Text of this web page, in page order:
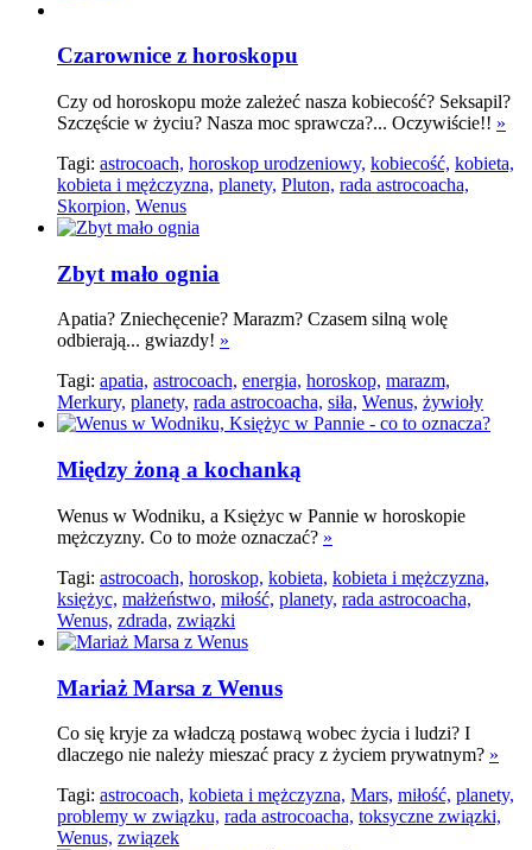
Czarownice z horoskopu
Czy od horoskopu może zależeć nasza kobiecość? Seksapil?
Szczęście w życiu? Nasza moc sprawcza?... Oczywiście!! »
Tagi: astrocoach, horoskop urodzeniowy, kobiecość, kobieta,
kobieta i mężczyzna, planety, Pluton, rada astrocoacha,
Skorpion, Wenus
Zbyt mało ognia
Apatia? Zniechęcenie? Marazm? Czasem silną wolę
odbierają... gwiazdy! »
Tagi: apatia, astrocoach, energia, horoskop, marazm,
Merkury, planety, rada astrocoacha, siła, Wenus, żywioły
Między żoną a kochanką
Wenus w Wodniku, a Księżyc w Pannie w horoskopie
mężczyzny. Co to może oznaczać? »
Tagi: astrocoach, horoskop, kobieta, kobieta i mężczyzna,
księżyc, małżeństwo, miłość, planety, rada astrocoacha,
Wenus, zdrada, związki
Mariaż Marsa z Wenus
Co się kryje za władczą postawą wobec życia i ludzi? I
dlaczego nie należy mieszać pracy z życiem prywatnym? »
Tagi: astrocoach, kobieta i mężczyzna, Mars, miłość, planety,
problemy w związku, rada astrocoacha, toksyczne związki,
Wenus, związek